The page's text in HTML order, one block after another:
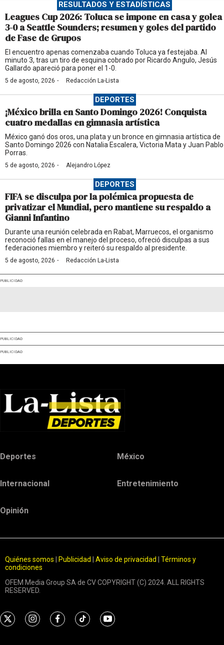
RESULTADOS Y ESTADÍSTICAS
Leagues Cup 2026: Toluca se impone en casa y golea
3-0 a Seattle Sounders; resumen y goles del partido
de Fase de Grupos
El encuentro apenas comenzaba cuando Toluca ya festejaba. Al
minuto 3, tras un tiro de esquina cobrado por Ricardo Angulo, Jesús
Gallardo apareció para poner el 1-0.
5 de agosto, 2026 · Redacción La-Lista
DEPORTES
¡México brilla en Santo Domingo 2026! Conquista
cuatro medallas en gimnasia artística
México ganó dos oros, una plata y un bronce en gimnasia artística de
Santo Domingo 2026 con Natalia Escalera, Victoria Mata y Juan Pablo
Porras.
5 de agosto, 2026 · Alejandro López
DEPORTES
FIFA se disculpa por la polémica propuesta de
privatizar el Mundial, pero mantiene su respaldo a
Gianni Infantino
Durante una reunión celebrada en Rabat, Marruecos, el organismo
reconoció fallas en el manejo del proceso, ofreció disculpas a sus
federaciones miembro y reiteró su respaldo al presidente.
5 de agosto, 2026 · Redacción La-Lista
PUBLICIDAD
PUBLICIDAD
PUBLICIDAD
Deportes México
Internacional Entretenimiento
Opinión
Quiénes somos Publicidad Aviso de privacidad
Términos y
condiciones
OFEM Media Group SA de CV COPYRIGHT (C) 2024. ALL RIGHTS
RESERVED.
t
i
f
t
y